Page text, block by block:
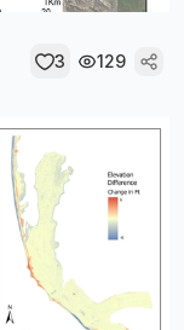
3 129